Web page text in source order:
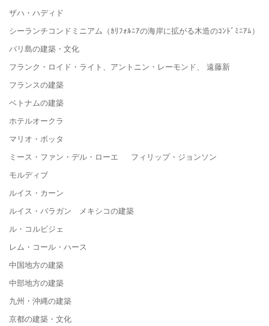
ザハ・ハディド
シーランチコンドミニアム（ｶﾘﾌｫﾙﾆｱの海岸に拡がる木造のｺﾝﾄﾞﾐﾆｱﾑ）
バリ島の建築・文化
フランク・ロイド・ライト、アントニン・レーモンド、 遠藤新
フランスの建築
ベトナムの建築
ホテルオークラ
マリオ・ボッタ
ミース・ファン・デル・ローエ フィリップ・ジョンソン
モルディブ
ルイス・カーン
ルイス・バラガン メキシコの建築
ル・コルビジェ
レム・コール・ハース
中国地方の建築
中部地方の建築
九州・沖縄の建築
京都の建築・文化